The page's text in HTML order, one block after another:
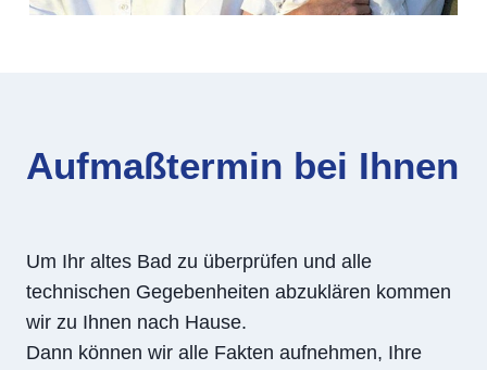
Aufmaßtermin bei Ihnen
Um Ihr altes Bad zu überprüfen und alle
technischen Gegebenheiten abzuklären kommen
wir zu Ihnen nach Hause.
Dann können wir alle Fakten aufnehmen, Ihre